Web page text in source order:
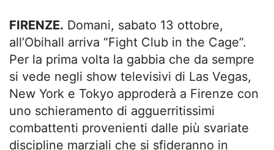
FIRENZE. Domani, sabato 13 ottobre,
all’Obihall arriva “Fight Club in the Cage”.
Per la prima volta la gabbia che da sempre
si vede negli show televisivi di Las Vegas,
New York e Tokyo approderà a Firenze con
uno schieramento di agguerritissimi
combattenti provenienti dalle più svariate
discipline marziali che si sfideranno in